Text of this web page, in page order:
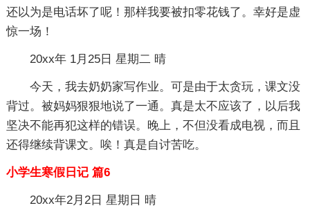
还以为是电话坏了呢！那样我要被扣零花钱了。幸好是虚
惊一场！
20xx年 1月25日 星期二 晴
今天，我去奶奶家写作业。可是由于太贪玩，课文没
背过。被妈妈狠狠地说了一通。真是太不应该了，以后我
坚决不能再犯这样的错误。晚上，不但没看成电视，而且
还得继续背课文。唉！真是自讨苦吃。
小学生寒假日记 篇6
20xx年2月2日 星期日 晴